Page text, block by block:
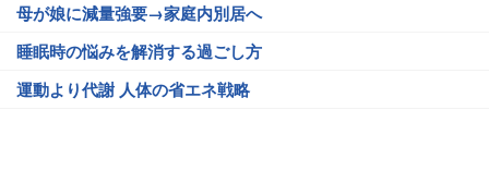
母が娘に減量強要→家庭内別居へ
睡眠時の悩みを解消する過ごし方
運動より代謝 人体の省エネ戦略